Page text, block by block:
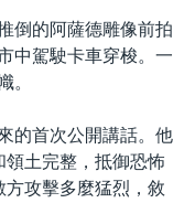
倒的阿薩德雕像前拍
中駕駛卡車穿梭。一
。
的首次公開講話。他
領土完整，抵御恐怖
方攻擊多麼猛烈，敘